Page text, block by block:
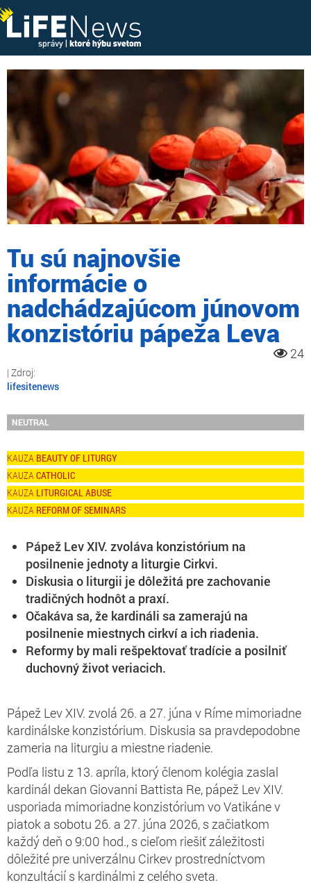
Tu sú najnovšie
informácie o
nadchádzajúcom júnovom
konzistóriu pápeža Leva
24
lifesitenews
NEUTRAL
BEAUTY OF LITURGY
CATHOLIC
LITURGICAL ABUSE
REFORM OF SEMINARS
Pápež Lev XIV. zvoláva konzistórium na
posilnenie jednoty a liturgie Cirkvi.
Diskusia o liturgii je dôležitá pre zachovanie
tradičných hodnôt a praxí.
Očakáva sa, že kardináli sa zamerajú na
posilnenie miestnych cirkví a ich riadenia.
Reformy by mali rešpektovať tradície a posilniť
duchovný život veriacich.
Pápež Lev XIV. zvolá 26. a 27. júna v Ríme mimoriadne
kardinálske konzistórium. Diskusia sa pravdepodobne
zameria na liturgiu a miestne riadenie.
Podľa listu z 13. apríla, ktorý členom kolégia zaslal
kardinál dekan Giovanni Battista Re, pápež Lev XIV.
usporiada mimoriadne konzistórium vo Vatikáne v
piatok a sobotu 26. a 27. júna 2026, s začiatkom
každý deň o 9:00 hod., s cieľom riešiť záležitosti
dôležité pre univerzálnu Cirkev prostredníctvom
konzultácií s kardinálmi z celého sveta.